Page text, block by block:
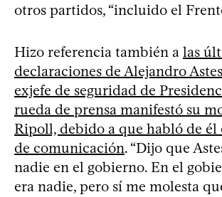
otros partidos, “incluido el
Hizo referencia también a las
declaraciones de Alejandro
exjefe de seguridad de
rueda de prensa manifestó su
Ripoll, debido a que habló de
de comunicación. “Dijo que
nadie en el gobierno. En el
era nadie, pero sí me molesta